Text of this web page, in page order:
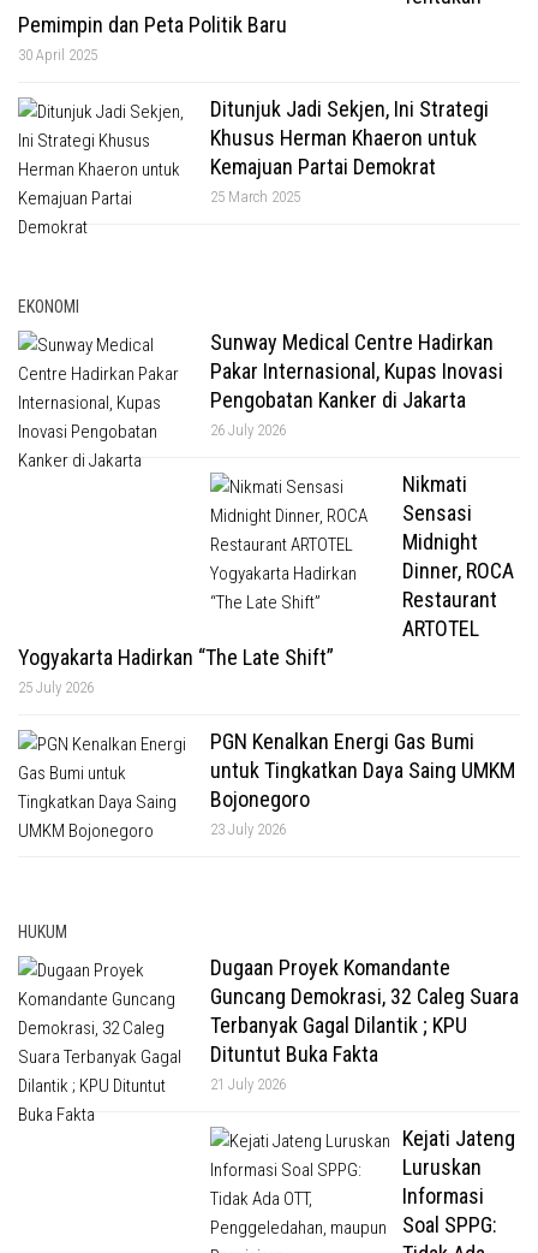
Pemimpin dan Peta Politik Baru
30 April 2025
Ditunjuk Jadi Sekjen, Ini Strategi
Khusus Herman Khaeron untuk
Kemajuan Partai Demokrat
25 March 2025
EKONOMI
Sunway Medical Centre Hadirkan
Pakar Internasional, Kupas Inovasi
Pengobatan Kanker di Jakarta
26 July 2026
Nikmati
Sensasi
Midnight
Dinner, ROCA
Restaurant
ARTOTEL
Yogyakarta Hadirkan “The Late Shift”
25 July 2026
PGN Kenalkan Energi Gas Bumi
untuk Tingkatkan Daya Saing UMKM
Bojonegoro
23 July 2026
HUKUM
Dugaan Proyek Komandante
Guncang Demokrasi, 32 Caleg Suara
Terbanyak Gagal Dilantik ; KPU
Dituntut Buka Fakta
21 July 2026
Kejati Jateng
Luruskan
Informasi
Soal SPPG: